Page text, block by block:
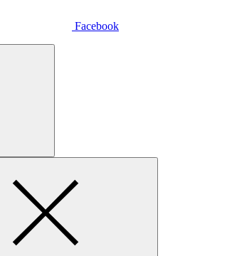
Facebook